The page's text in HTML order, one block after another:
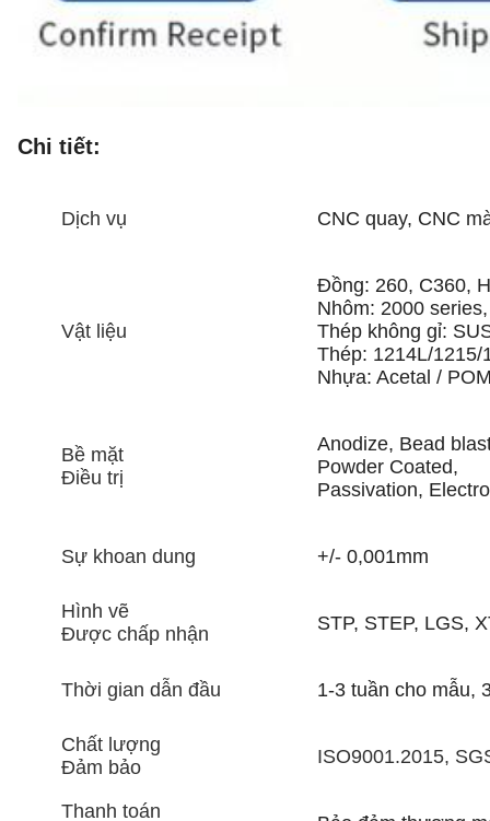
Chi tiết:
Dịch vụ CNC quay, CNC
Vật liệu
Đồng: 260, C360,
Nhôm: 2000
Thép không gỉ:
Thép: 1214L/1215/
Nhựa: Acetal /
Bề mặt
Điều trị
Anodize, Bead
Powder Coated,
Passivation,
Sự khoan dung +/- 0,001mm
Hình vẽ
Được chấp nhận
STP, STEP, LGS,
Thời gian dẫn đầu 1-3 tuần cho mẫu,
Chất lượng
Đảm bảo
ISO9001.2015,
Thanh toán